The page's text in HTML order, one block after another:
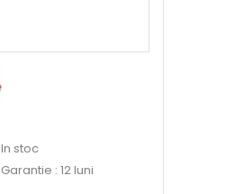
In stoc
Garantie : 12 luni